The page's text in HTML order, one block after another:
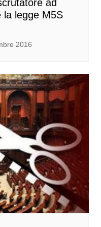
ad
la legge M5S
2016